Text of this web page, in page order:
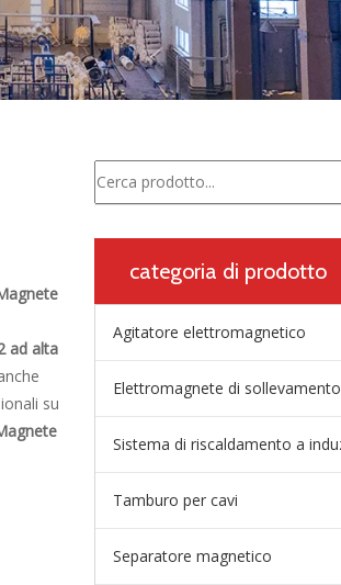
ad alta
su
categoria di prodotto
Agitatore elettromagnetico
Elettromagnete di sollevamento
Tamburo per cavi
Separatore magnetico